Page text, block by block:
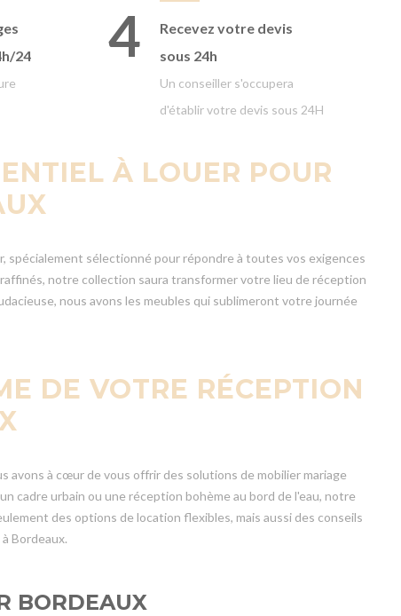
24 4
Recevez votre devis
sous 24h
Un conseiller s'occupera
d'établir votre devis sous 24H
À LOUER POUR
spécialement sélectionné pour répondre à toutes vos exigences
notre collection saura transformer votre lieu de réception
nous avons les meubles qui sublimeront votre journée
DE VOTRE RÉCEPTION
à cœur de vous offrir des solutions de mobilier mariage
cadre urbain ou une réception bohème au bord de l'eau, notre
des options de location flexibles, mais aussi des conseils
Bordeaux.
BORDEAUX